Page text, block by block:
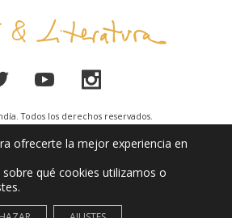
Todos los derechos reservados.
Aviso Legal
ofrecerte la mejor experiencia en
qué cookies utilizamos o